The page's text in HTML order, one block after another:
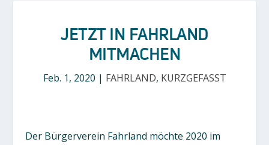
JETZT IN FAHRLAND
MITMACHEN
Feb. 1, 2020 | FAHRLAND, KURZGEFASST
Der Bürgerverein Fahrland möchte 2020 im